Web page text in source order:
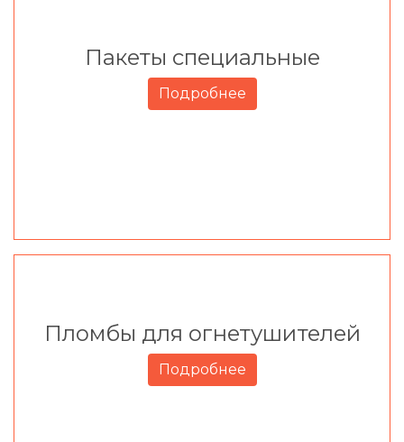
Пакеты специальные
Подробнее
Пломбы для огнетушителей
Подробнее